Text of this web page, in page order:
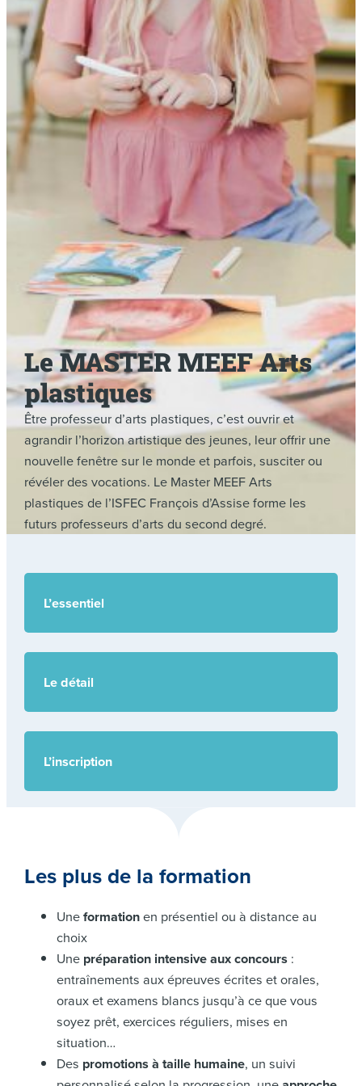
Le MASTER MEEF Arts
plastiques
Être professeur d’arts plastiques, c’est ouvrir et
agrandir l’horizon artistique des jeunes, leur offrir une
nouvelle fenêtre sur le monde et parfois, susciter ou
révéler des vocations. Le Master MEEF Arts
plastiques de l’ISFEC François d’Assise forme les
futurs professeurs d’arts du second degré.
L’essentiel
Le détail
L’inscription
Les plus de la formation
Uneformationen présentiel ou à distance au
choix
Une préparation intensive aux concours :
entraînements aux épreuves écrites et orales,
oraux et examens blancs jusqu’à ce que vous
soyez prêt, exercices réguliers, mises en
situation…
Des promotions à taille humaine, un suivi